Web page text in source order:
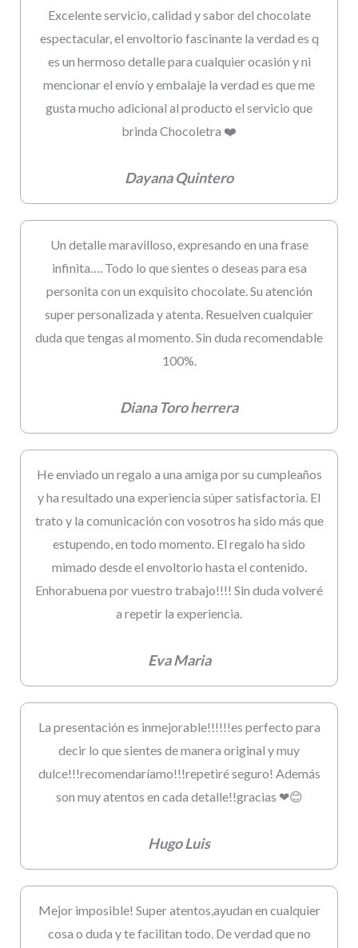
Excelente servicio, calidad y sabor del chocolate
espectacular, el envoltorio fascinante la verdad es q
es un hermoso detalle para cualquier ocasión y ni
mencionar el envío y embalaje la verdad es que me
gusta mucho adicional al producto el servicio que
brinda Chocoletra ❤️
Dayana Quintero
Un detalle maravilloso, expresando en una frase
infinita…. Todo lo que sientes o deseas para esa
personita con un exquisito chocolate. Su atención
super personalizada y atenta. Resuelven cualquier
duda que tengas al momento. Sin duda recomendable
100%.
Diana Toro herrera
He enviado un regalo a una amiga por su cumpleaños
y ha resultado una experiencia súper satisfactoria. El
trato y la comunicación con vosotros ha sido más que
estupendo, en todo momento. El regalo ha sido
mimado desde el envoltorio hasta el contenido.
Enhorabuena por vuestro trabajo!!!! Sin duda volveré
a repetir la experiencia.
Eva Maria
La presentación es inmejorable!!!!!!es perfecto para
decir lo que sientes de manera original y muy
dulce!!!recomendaríamo!!!repetiré seguro! Además
son muy atentos en cada detalle!!gracias ❤😊
Hugo Luis
Mejor imposible! Super atentos,ayudan en cualquier
cosa o duda y te facilitan todo. De verdad que no